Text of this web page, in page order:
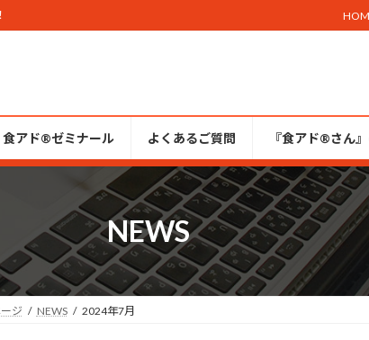
食アド®ゼミナール よくあるご質問 『食アド®︎さん
NEWS
ジ NEWS 2024年7月